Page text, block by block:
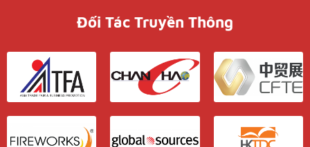
Đối Tác Truyền Thông